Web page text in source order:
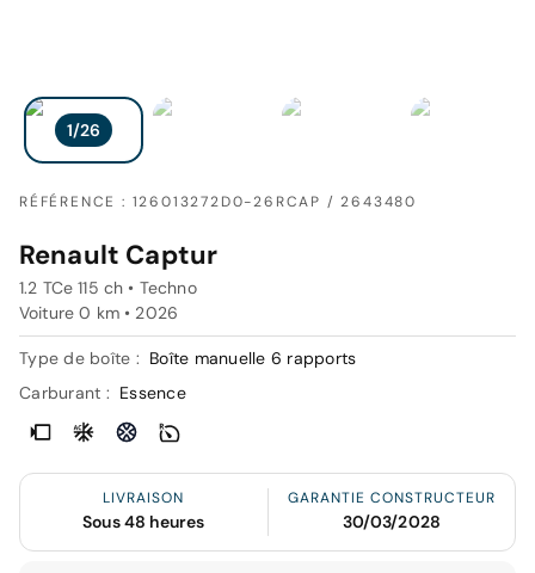
RÉFÉRENCE : 126013272D0-26RCAP / 2643480
Renault Captur
1.2 TCe 115 ch • Techno
Voiture 0 km • 2026
Type de boîte : Boîte manuelle 6 rapports
Carburant : Essence
LIVRAISON
Sous 48 heures
GARANTIE CONSTRUCTEUR
30/03/2028